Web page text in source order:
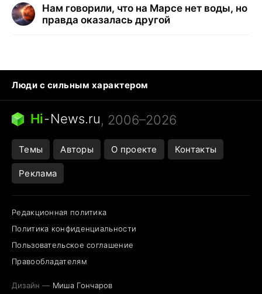
Нам говорили, что на Марсе нет воды, но
правда оказалась другой
Люди с сильным характером
Кошка писает на кровать
Тунцы в океанариуме
Ядовитые пауки России
Города в ядерной войне
Открытие в Google Maps
Hi-News.ru, 2006–2026
Темы Авторы О проекте Контакты
Реклама
Редакционная политика
Политика конфиденциальности
Пользовательское соглашение
Правообладателям
Дизайн — Миша Гончаров